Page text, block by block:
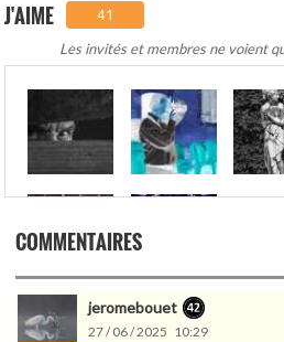
J'AIME 41
Les invités et membres ne voient
COMMENTAIRES
jeromebouet
27 / 06 / 2025 10:29